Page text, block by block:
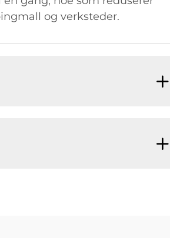
og verksteder.